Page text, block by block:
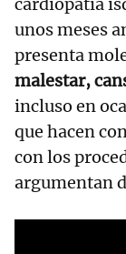
cardiopatía
unos meses
presenta
malestar,
incluso en
que hacen
con los
argumentan